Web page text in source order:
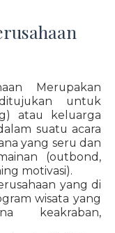
Merupakan
untuk
atau keluarga
suatu acara
yang seru dan
(outbond,
motivasi).
yang di
wisata yang
keakraban,